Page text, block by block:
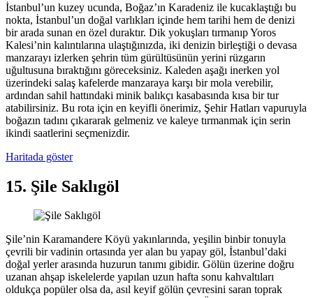
İstanbul’un kuzey ucunda, Boğaz’ın Karadeniz ile kucaklaştığı bu
nokta, İstanbul’un doğal varlıkları içinde hem tarihi hem de denizi
bir arada sunan en özel duraktır. Dik yokuşları tırmanıp Yoros
Kalesi’nin kalıntılarına ulaştığınızda, iki denizin birleştiği o devasa
manzarayı izlerken şehrin tüm gürültüsünün yerini rüzgarın
uğultusuna bıraktığını göreceksiniz. Kaleden aşağı inerken yol
üzerindeki salaş kafelerde manzaraya karşı bir mola verebilir,
ardından sahil hattındaki minik balıkçı kasabasında kısa bir tur
atabilirsiniz. Bu rota için en keyifli önerimiz, Şehir Hatları vapuruyla
boğazın tadını çıkararak gelmeniz ve kaleye tırmanmak için serin
ikindi saatlerini seçmenizdir.
Haritada göster
15. Şile Saklıgöl
Şile’nin Karamandere Köyü yakınlarında, yeşilin binbir tonuyla
çevrili bir vadinin ortasında yer alan bu yapay göl, İstanbul’daki
doğal yerler arasında huzurun tanımı gibidir. Gölün üzerine doğru
uzanan ahşap iskelelerde yapılan uzun hafta sonu kahvaltıları
oldukça popüler olsa da, asıl keyif gölün çevresini saran toprak